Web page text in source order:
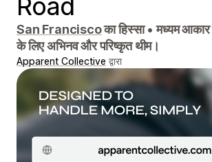
Road
San Franciscoका हिस्सा• मध्यम आकार
के लिए अभिनव और परिष्कृत थीम।
Apparent Collective द्वारा